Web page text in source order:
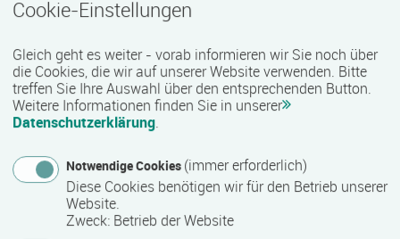
keine Einschränkungen
Hinweis des Datenbankbetreibers: Informationen über die
Barrierefreiheit erfragen Sie bitte beim Anbieter.
Technische Zugangsvoraussetzungen
Die technische Ausstattung fürs Homeoffice wird bei Bedarf
Cookie-Einstellungen
Gleich geht es weiter - vorab informieren wir Sie noch über
die Cookies, die wir auf unserer Website verwenden. Bitte
treffen Sie Ihre Auswahl über den entsprechenden Button.
Weitere Informationen finden Sie in unserer
Datenschutzerklärung.
Notwendige Cookies (immer erforderlich)
Diese Cookies benötigen wir für den Betrieb unserer
Website.
Zweck: Betrieb der Website